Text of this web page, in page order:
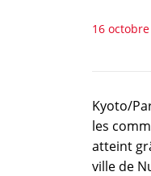
16
Kyoto/
les
atteint
ville de